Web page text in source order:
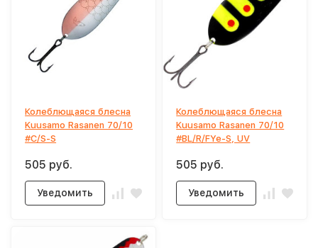
Колеблющаяся блесна
Kuusamo Rasanen 70/10
#C/S-S
505 руб.
Уведомить
Колеблющаяся блесна
Kuusamo Rasanen 70/10
#BL/R/FYe-S, UV
505 руб.
Уведомить